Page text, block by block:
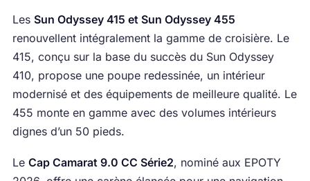
Les Sun Odyssey 415 et Sun Odyssey 455
renouvellent intégralement la gamme de croisière. Le
415, conçu sur la base du succès du Sun Odyssey
410, propose une poupe redessinée, un intérieur
modernisé et des équipements de meilleure qualité. Le
455 monte en gamme avec des volumes intérieurs
dignes d’un 50 pieds.
Le Cap Camarat 9.0 CC Série2, nominé aux EPOTY